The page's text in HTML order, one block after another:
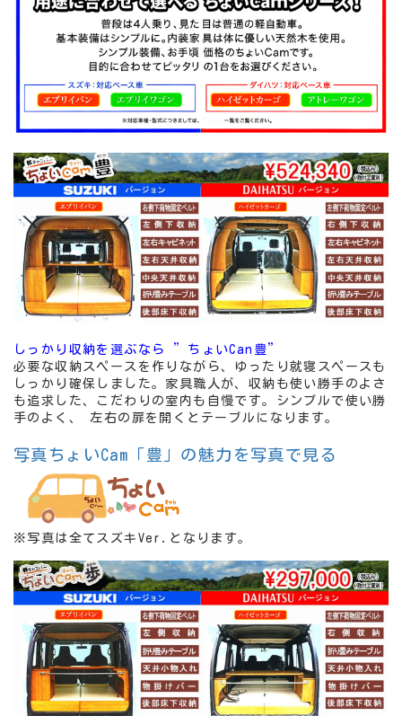
しっかり収納を選ぶなら ”ちょいCan豊”
必要な収納スペースを作りながら、ゆったり就寝スペースも
しっかり確保しました。家具職人が、収納も使い勝手のよさ
も追求した、こだわりの室内も自慢です。シンプルで使い勝
手のよく、 左右の扉を開くとテーブルになります。
写真ちょいCam「豊」の魅力を写真で見る
※写真は全てスズキVer.となります。